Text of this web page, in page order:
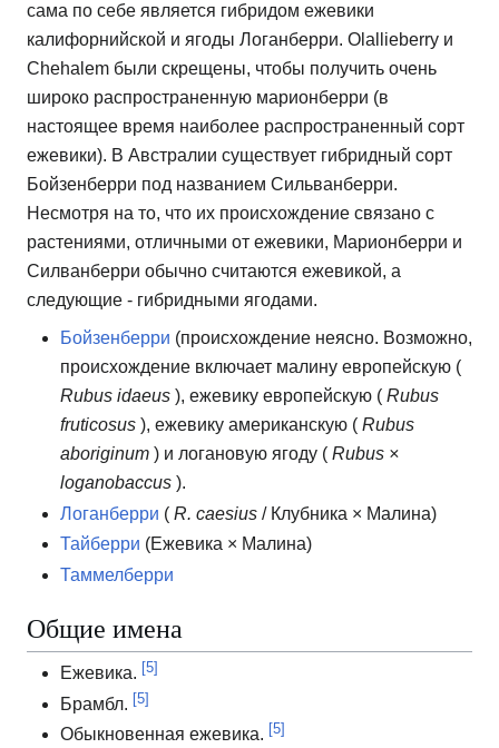
сама по себе является гибридом ежевики
калифорнийской и ягоды Логанберри. Olallieberry и
Chehalem были скрещены, чтобы получить очень
широко распространенную марионберри (в
настоящее время наиболее распространенный сорт
ежевики). В Австралии существует гибридный сорт
Бойзенберри под названием Сильванберри.
Несмотря на то, что их происхождение связано с
растениями, отличными от ежевики, Марионберри и
Силванберри обычно считаются ежевикой, а
следующие - гибридными ягодами.
Бойзенберри (происхождение неясно. Возможно,
происхождение включает малину европейскую (
Rubus idaeus ), ежевику европейскую ( Rubus
fruticosus ), ежевику американскую ( Rubus
aboriginum ) и логановую ягоду ( Rubus ×
loganobaccus ).
Логанберри ( R. caesius / Клубника × Малина)
Тайберри (Ежевика × Малина)
Таммелберри
Общие имена
Ежевика. [5]
Брамбл. [5]
Обыкновенная ежевика. [5]